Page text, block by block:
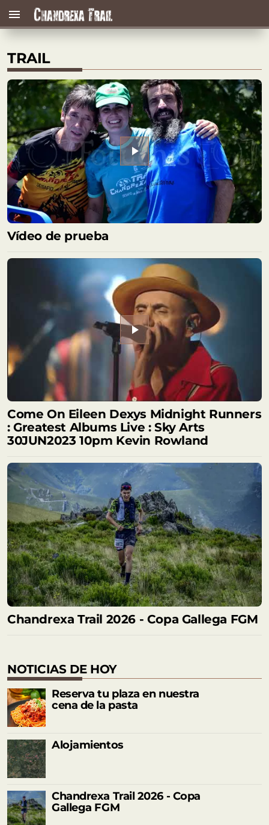
menu
TRAIL
play_arrow
Vídeo de prueba
play_arrow
Come On Eileen Dexys Midnight Runners
: Greatest Albums Live : Sky Arts
30JUN2023 10pm Kevin Rowland
Chandrexa Trail 2026 - Copa Gallega FGM
NOTICIAS DE HOY
Reserva tu plaza en nuestra
cena de la pasta
Alojamientos
Chandrexa Trail 2026 - Copa
Gallega FGM